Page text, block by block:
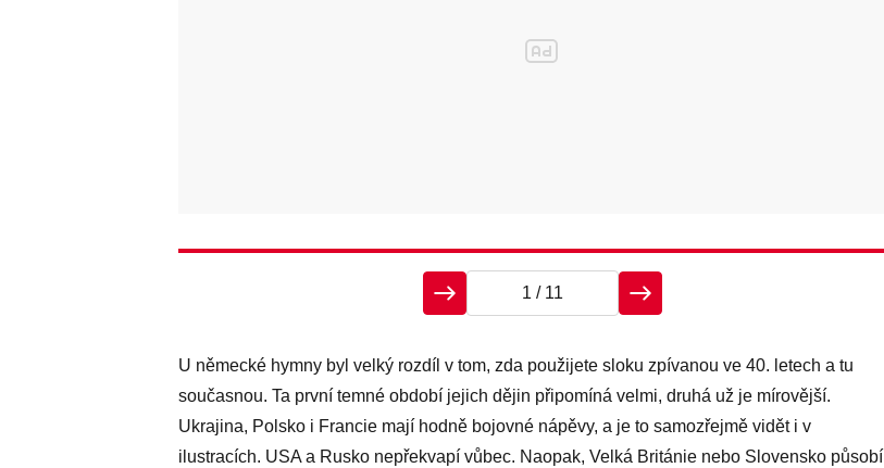
1 / 11
U německé hymny byl velký rozdíl v tom, zda použijete sloku zpívanou ve 40. letech a tu
současnou. Ta první temné období jejich dějin připomíná velmi, druhá už je mírovější.
Ukrajina, Polsko i Francie mají hodně bojovné nápěvy, a je to samozřejmě vidět i v
ilustracích. USA a Rusko nepřekvapí vůbec. Naopak, Velká Británie nebo Slovensko působí